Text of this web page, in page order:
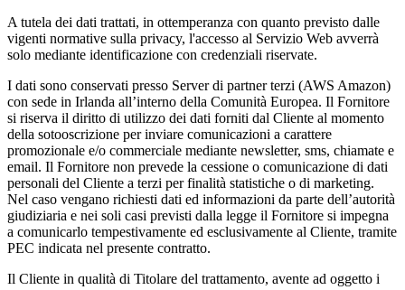
A tutela dei dati trattati, in ottemperanza con quanto previsto dalle
vigenti normative sulla privacy, l'accesso al Servizio Web avverrà
solo mediante identificazione con credenziali riservate.
I dati sono conservati presso Server di partner terzi (AWS Amazon)
con sede in Irlanda all’interno della Comunità Europea. Il Fornitore
si riserva il diritto di utilizzo dei dati forniti dal Cliente al momento
della sotooscrizione per inviare comunicazioni a carattere
promozionale e/o commerciale mediante newsletter, sms, chiamate e
email. Il Fornitore non prevede la cessione o comunicazione di dati
personali del Cliente a terzi per finalità statistiche o di marketing.
Nel caso vengano richiesti dati ed informazioni da parte dell’autorità
giudiziaria e nei soli casi previsti dalla legge il Fornitore si impegna
a comunicarlo tempestivamente ed esclusivamente al Cliente, tramite
PEC indicata nel presente contratto.
Il Cliente in qualità di Titolare del trattamento, avente ad oggetto i